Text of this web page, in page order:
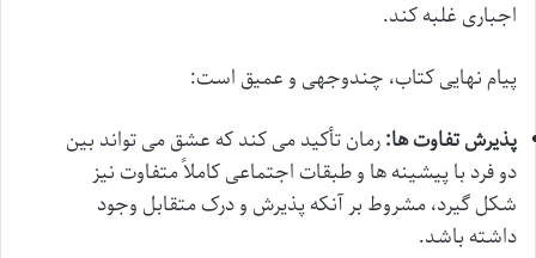
اجباری غلبه کند.
پیام نهایی کتاب، چندوجهی و عمیق است:
پذیرش تفاوت ها:رمان تأکید می کند که عشق می تواند بین
دو فرد با پیشینه ها و طبقات اجتماعی کاملاً متفاوت نیز
شکل گیرد، مشروط بر آنکه پذیرش و درک متقابل وجود
داشته باشد.